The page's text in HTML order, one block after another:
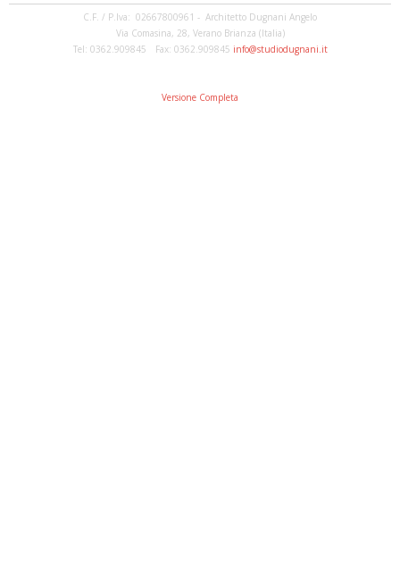
C.F. / P.Iva: 02667800961 - Architetto Dugnani Angelo
Via Comasina, 28, Verano Brianza (Italia)
Tel: 0362.909845 Fax: 0362.909845 info@studiodugnani.it
Versione Completa